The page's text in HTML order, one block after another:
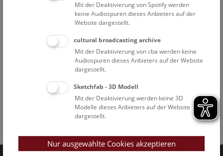
Mit der Deaktivierung von Spotify werden
keine Audiospuren dieses Anbieters auf der
Website dargestellt.
cultural broadcasting archive
Mit der Deaktivierung von cba werden keine
Audiospuren dieses Anbieters auf der Website
dargestellt.
Sketchfab - 3D Modell
Mit der Deaktivierung werden keine 3D
Modelle dieses Anbieters auf der Website
dargestellt.
Nur ausgewählte Cookies akzeptieren